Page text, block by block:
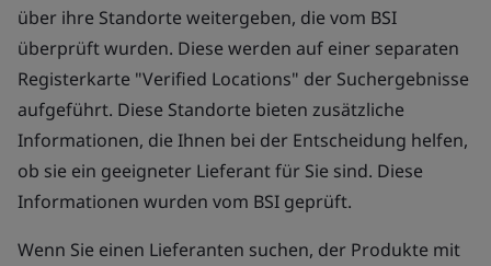
über ihre Standorte weitergeben, die vom BSI
überprüft wurden. Diese werden auf einer separaten
Registerkarte "Verified Locations" der Suchergebnisse
aufgeführt. Diese Standorte bieten zusätzliche
Informationen, die Ihnen bei der Entscheidung helfen,
ob sie ein geeigneter Lieferant für Sie sind. Diese
Informationen wurden vom BSI geprüft.
Wenn Sie einen Lieferanten suchen, der Produkte mit